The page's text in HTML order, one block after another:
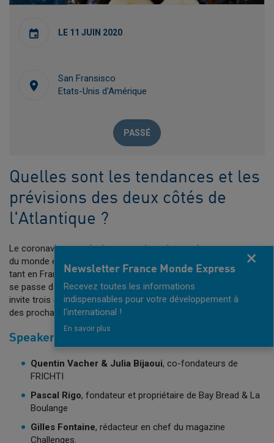
LE 11 JUIN 2020
San Fransisco
Etats-Unis d'Amérique
PASSÉ
Quelles sont les tendances et les
prévisions des deux côtés de
l'Atlantique ?
Le coronavirus touche les entreprises de tous les secteurs et
du monde entier, et l'industrie alimentaire ne fait pas exception,
tant en France qu'en Californie. Pour en savoir plus sur ce qui
se passe dans l'industrie alimentaire,la CCIF San Francisco
invite trois dirigeants des deux côtés de l'Atlantique à discuter
des prochaines tendances.
Speakers
Quentin Vacher & Julia Bijaoui, co-fondateurs de
FRICHTI
Pascal Rigo, fondateur et propriétaire de Bay Bread & La
Boulange
Gilles Fontaine, rédacteur en chef du magazine
Challenges.
Newsletter France Monde Express
Recevez toutes les informations
indispensables pour votre développement à
l'international !
En savoir plus